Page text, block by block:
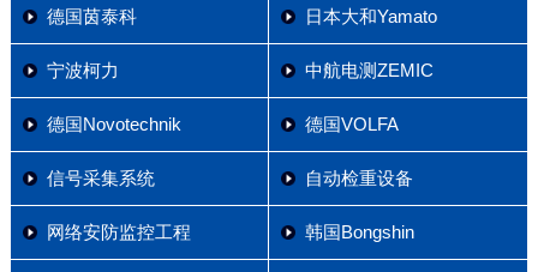
德国茵泰科 日本大和Yamato
宁波柯力 中航电测ZEMIC
德国Novotechnik 德国VOLFA
信号采集系统 自动检重设备
网络安防监控工程 韩国Bongshin